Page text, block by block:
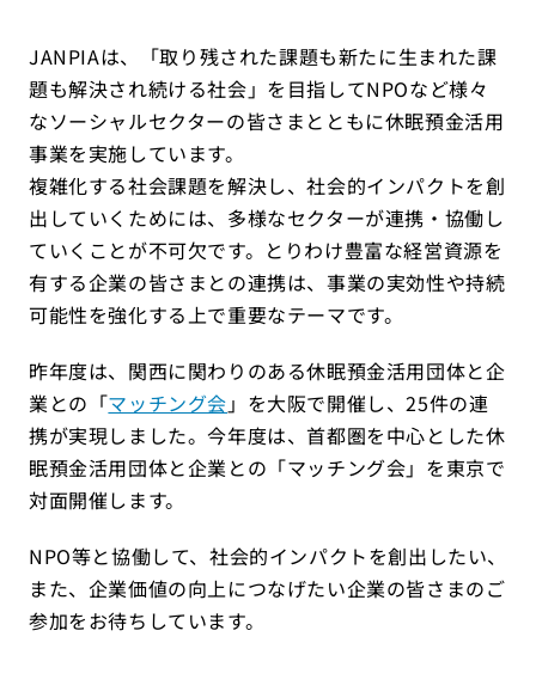
JANPIAは、「取り残された課題も新たに生まれた課
題も解決され続ける社会」を目指してNPOなど様々
なソーシャルセクターの皆さまとともに休眠預金活用
事業を実施しています。
複雑化する社会課題を解決し、社会的インパクトを創
出していくためには、多様なセクターが連携・協働し
ていくことが不可欠です。とりわけ豊富な経営資源を
有する企業の皆さまとの連携は、事業の実効性や持続
可能性を強化する上で重要なテーマです。
昨年度は、関西に関わりのある休眠預金活用団体と企
業との「マッチング会 」を大阪で開催し、25件の連
携が実現しました。今年度は、首都圏を中心とした休
眠預金活用団体と企業との「マッチング会」を東京で
対面開催します。
NPO等と協働して、社会的インパクトを創出したい、
また、企業価値の向上につなげたい企業の皆さまのご
参加をお待ちしています。